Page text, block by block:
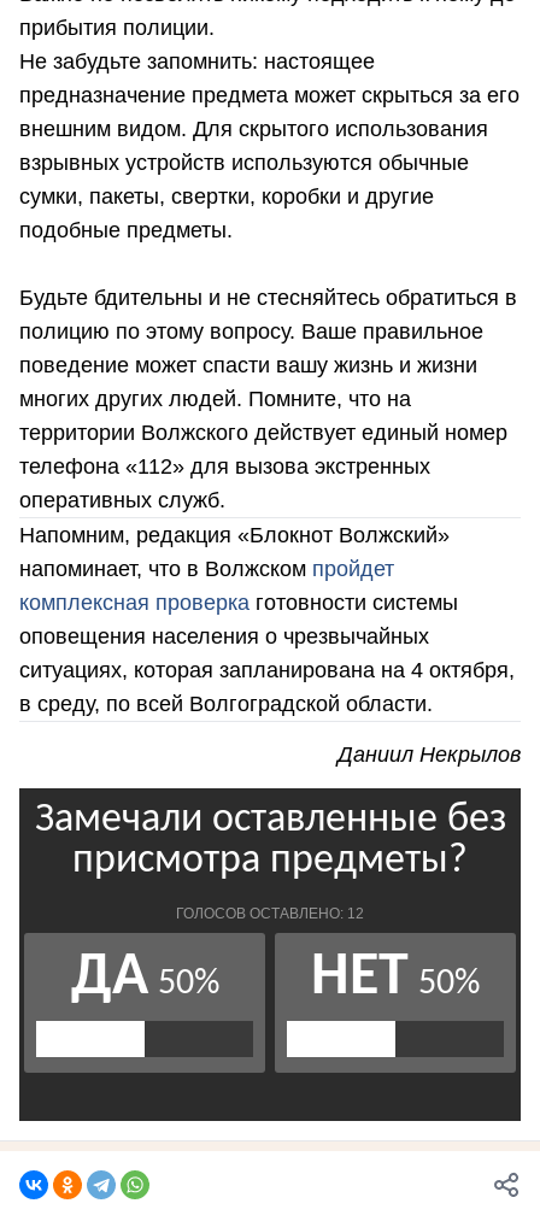
прибытия полиции.
Не забудьте запомнить: настоящее
предназначение предмета может скрыться за его
внешним видом. Для скрытого использования
взрывных устройств используются обычные
сумки, пакеты, свертки, коробки и другие
подобные предметы.
Будьте бдительны и не стесняйтесь обратиться в
полицию по этому вопросу. Ваше правильное
поведение может спасти вашу жизнь и жизни
многих других людей. Помните, что на
территории Волжского действует единый номер
телефона «112» для вызова экстренных
оперативных служб.
Напомним, редакция «Блокнот Волжский»
напоминает, что в Волжском пройдет
комплексная проверка готовности системы
оповещения населения о чрезвычайных
ситуациях, которая запланирована на 4 октября,
в среду, по всей Волгоградской области.
Даниил Некрылов